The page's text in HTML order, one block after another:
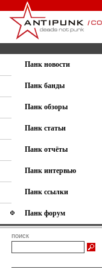
Панк новости
Панк банды
Панк обзоры
Панк статьи
Панк отчёты
Панк интервью
Панк ссылки
Панк форум
поиск